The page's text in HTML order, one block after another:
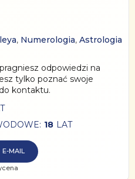
E-MAIL
, Numerologia, Astrologia
odpowiedzi na
tylko poznać swoje
kontaktu.
18 LAT